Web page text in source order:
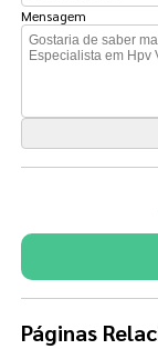
Mensagem
Páginas